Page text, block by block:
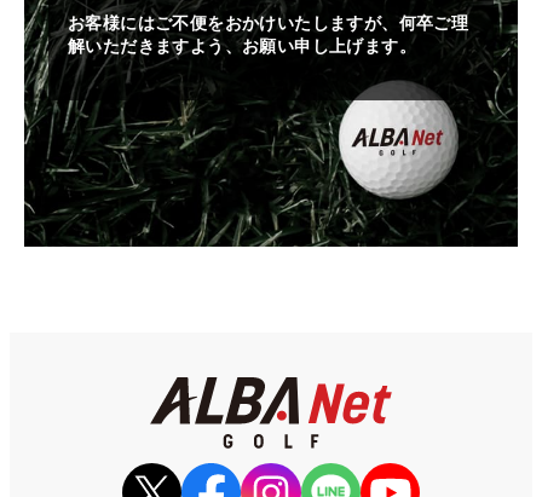
お客様にはご不便をおかけいたしますが、何卒ご理
解いただきますよう、お願い申し上げます。